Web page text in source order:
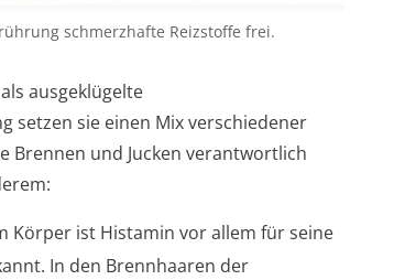
schmerzhafte Reizstoffe frei.
ausgeklügelte
setzen sie einen Mix verschiedener
Brennen und Jucken verantwortlich
Körper ist Histamin vor allem für seine
In den Brennhaaren der